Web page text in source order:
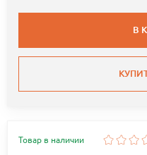
В
Товар в наличии